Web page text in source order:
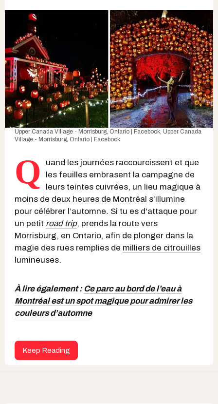
Upper Canada Village - Morrisburg, Ontario | Facebook, Upper Canada
Village - Morrisburg, Ontario | Facebook
Q
uand les journées raccourcissent et que
les feuilles embrasent la campagne de
leurs teintes cuivrées, un lieu magique à
moins de deux heures de Montréal s’illumine
pour célébrer l’automne. Si tu es d'attaque pour
un petit road trip, prends la route vers
Morrisburg, en Ontario, afin de plonger dans la
magie des rues remplies de milliers de citrouilles
lumineuses.
À lire également : Ce parc au bord de l’eau à
Montréal est un spot magique pour admirer les
couleurs d’automne
Keep Reading